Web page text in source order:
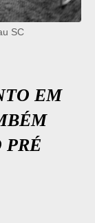
SC
EM
PRÉ